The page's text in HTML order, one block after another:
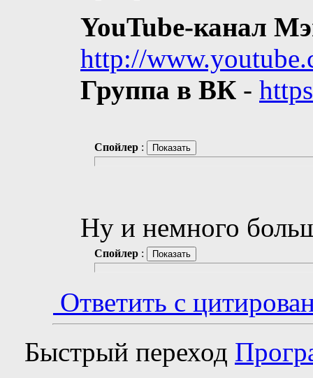
YouTube-канал
http://
Группа в ВК -
Спойлер :
Ну и немного
Спойлер :
Ответить с
Быстрый переход